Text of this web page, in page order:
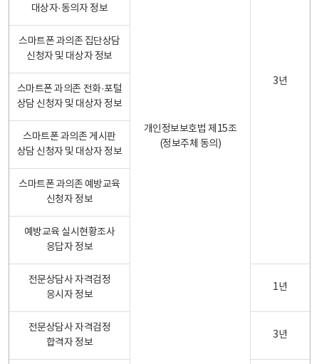
개인정보보호법 제15조
(정보주체 동의)
3년
대상자·동의자 정보
스마트폰 과의존 집단상담
신청자 및 대상자 정보
스마트폰 과의존 전화·포털
상담 신청자 및 대상자 정보
스마트폰 과의존 게시판
상담 신청자 및 대상자 정보
스마트폰 과의존 예방교육
신청자 정보
예방교육 실시현황조사
응답자 정보
전문상담사 자격검정
응시자 정보
1년
전문상담사 자격검정
합격자 정보
3년